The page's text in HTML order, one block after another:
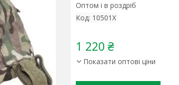
Оптом і в роздріб
Код: 10501X
1 220 ₴
Показати оптові ціни